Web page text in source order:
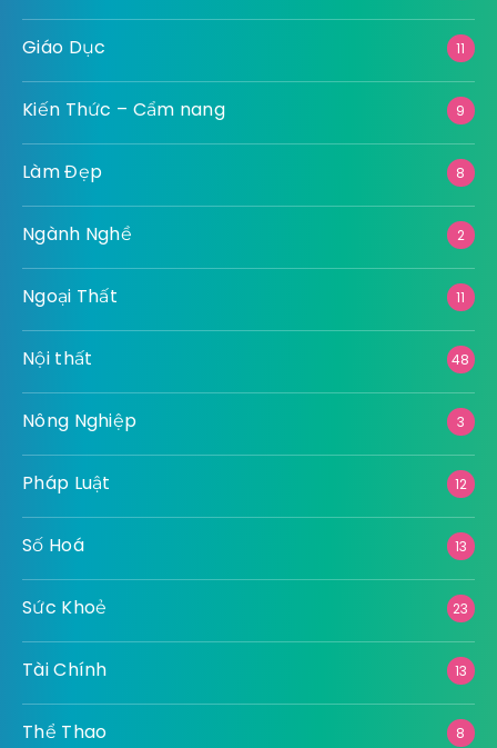
Giáo Dục 11
Kiến Thức – Cẩm nang 9
Làm Đẹp 8
Ngành Nghề 2
Ngoại Thất 11
Nội thất 48
Nông Nghiệp 3
Pháp Luật 12
Số Hoá 13
Sức Khoẻ 23
Tài Chính 13
Thể Thao 8